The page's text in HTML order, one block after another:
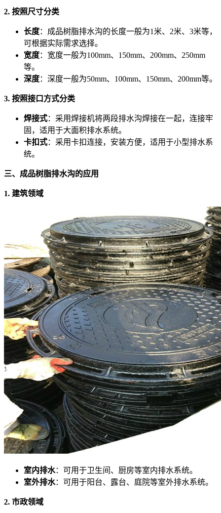
2. 按照尺寸分类
长度：成品树脂排水沟的长度一般为1米、2米、3米等，
可根据实际需求选择。
宽度：宽度一般为100mm、150mm、200mm、250mm
等。
深度：深度一般为50mm、100mm、150mm、200mm等。
3. 按照接口方式分类
焊接式：采用焊接机将两段排水沟焊接在一起，连接牢
固，适用于大面积排水系统。
卡扣式：采用卡扣连接，安装方便，适用于小型排水系
统。
三、成品树脂排水沟的应用
1. 建筑领域
室内排水：可用于卫生间、厨房等室内排水系统。
室外排水：可用于阳台、露台、庭院等室外排水系统。
2. 市政领域